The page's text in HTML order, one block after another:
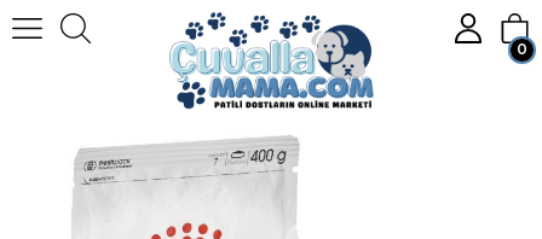
Üye Girişi Üye Ol
0
Kedi Mamaları Kuru Kedi Maması